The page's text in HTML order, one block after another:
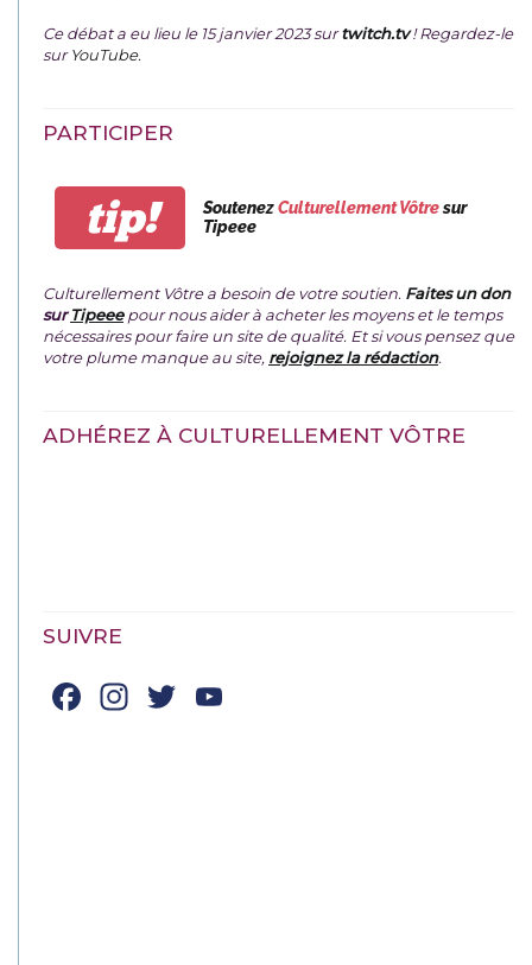
Ce débat a eu lieu le 15 janvier 2023 surtwitch.tv ! Regardez-le
surYouTube.
PARTICIPER
tip! SoutenezCulturellement Vôtresur
Tipeee
Culturellement Vôtre a besoin de votre soutien. Faites un don
surTipeeepour nous aider à acheter les moyens et le temps
nécessaires pour faire un site de qualité. Et si vous pensez que
votre plume manque au site, rejoignez la rédaction.
ADHÉREZ À CULTURELLEMENT VÔTRE
SUIVRE
Facebook
Instagram
Twitter